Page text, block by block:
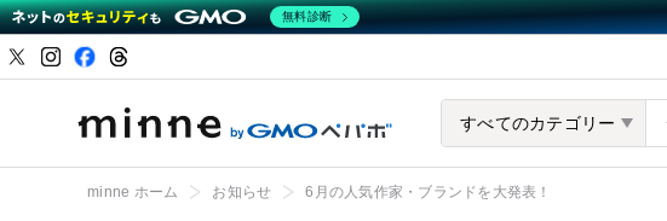
すべてのカテゴリー
minne ホーム お知らせ 6月の人気作家・ブランドを大発表！
無料診断